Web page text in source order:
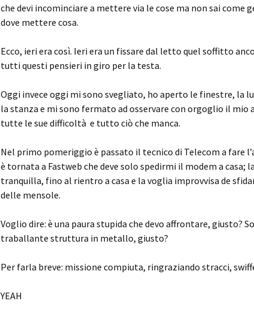
che devi incominciare a mettere via le cose ma non sai come
dove mettere cosa.
Ecco, ieri era così. Ieri era un fissare dal letto quel soffitto
tutti questi pensieri in giro per la testa.
Oggi invece oggi mi sono svegliato, ho aperto le finestre, la
la stanza e mi sono fermato ad osservare con orgoglio il mio
tutte le sue difficoltà e tutto ciò che manca.
Nel primo pomeriggio è passato il tecnico di Telecom a fare
è tornata a Fastweb che deve solo spedirmi il modem a casa;
tranquilla, fino al rientro a casa e la voglia improvvisa de
delle mensole.
Voglio dire: è una paura stupida che devo affrontare, giusto?
traballante struttura in metallo, giusto?
Per farla breve: missione compiuta, ringraziando stracci,
YEAH